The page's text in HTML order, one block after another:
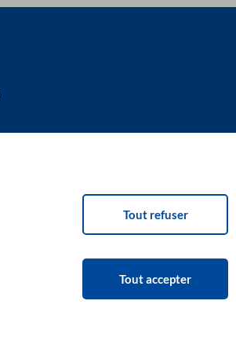
Disponible sur
Tout refuser
Tout accepter